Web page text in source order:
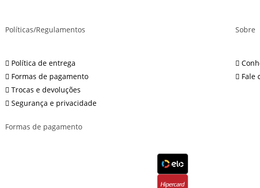
Políticas/Regulamentos
Política de entrega
Formas de pagamento
Trocas e devoluções
Segurança e privacidade
Sobre
Fale
Formas de pagamento